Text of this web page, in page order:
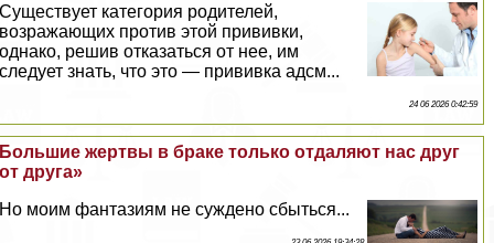
Существует категория родителей,
возражающих против этой прививки,
однако, решив отказаться от нее, им
следует знать, что это — прививка адсм...
24 06 2026 0:42:59
Большие жертвы в бpaке только отдаляют нас друг
от друга»
Но моим фантазиям не суждено сбыться...